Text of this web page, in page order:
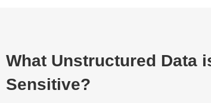
What Unstructured Data
Sensitive?